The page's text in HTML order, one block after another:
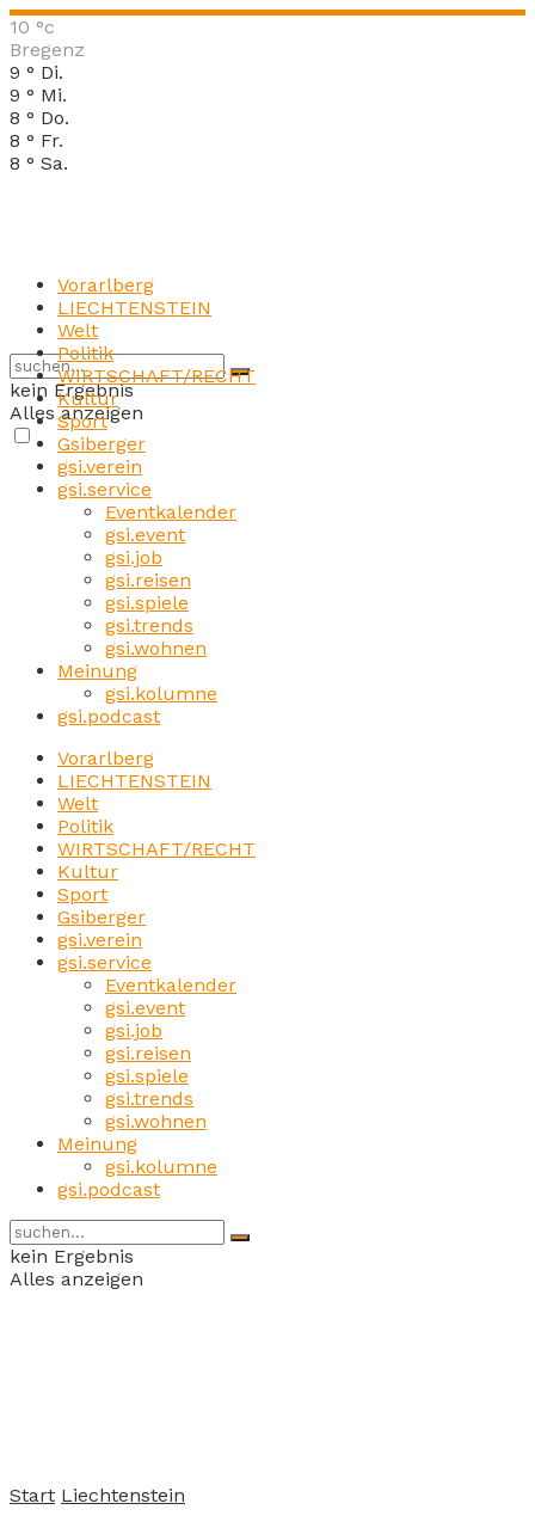
10 °c
Bregenz
9 ° Di.
9 ° Mi.
8 ° Do.
8 ° Fr.
8 ° Sa.
kein Ergebnis
Alles anzeigen
Vorarlberg
LIECHTENSTEIN
Welt
Politik
WIRTSCHAFT/RECHT
Kultur
Sport
Gsiberger
gsi.verein
gsi.service
Eventkalender
gsi.event
gsi.job
gsi.reisen
gsi.spiele
gsi.trends
gsi.wohnen
Meinung
gsi.kolumne
gsi.podcast
Vorarlberg
LIECHTENSTEIN
Welt
Politik
WIRTSCHAFT/RECHT
Kultur
Sport
Gsiberger
gsi.verein
gsi.service
Eventkalender
gsi.event
gsi.job
gsi.reisen
gsi.spiele
gsi.trends
gsi.wohnen
Meinung
gsi.kolumne
gsi.podcast
kein Ergebnis
Alles anzeigen
Start Liechtenstein